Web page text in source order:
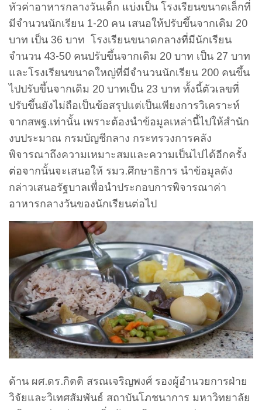
หัวค่าอาหารกลางวันเด็ก แบ่งเป็น โรงเรียนขนาดเล็กที่
มีจำนวนนักเรียน 1-20 คน เสนอให้ปรับขึ้นจากเดิม 20
บาท เป็น 36 บาท โรงเรียนขนาดกลางที่มีนักเรียน
จำนวน 43-50 คนปรับขึ้นจากเดิม 20 บาท เป็น 27 บาท
และโรงเรียนขนาดใหญ่ที่มีจำนวนนักเรียน 200 คนขึ้น
ไปปรับขึ้นจากเดิม 20 บาทเป็น 23 บาท ทั้งนี้ตัวเลขที่
ปรับขึ้นยังไม่ถือเป็นข้อสรุปแต่เป็นเพียงการวิเคราะห์
จากสพฐ.เท่านั้น เพราะต้องนำข้อมูลเหล่านี้ไปให้สำนัก
งบประมาณ กรมบัญชีกลาง กระทรวงการคลัง
พิจารณาถึงความเหมาะสมและความเป็นไปได้อีกครั้ง
ต่อจากนั้นจะเสนอให้ รมว.ศึกษาธิการ นำข้อมูลดัง
กล่าวเสนอรัฐบาลเพื่อนำประกอบการพิจารณาค่า
อาหารกลางวันของนักเรียนต่อไป
ด้าน ผศ.ดร.กิตติ สรณเจริญพงศ์ รองผู้อำนวยการฝ่าย
วิจัยและวิเทศสัมพันธ์ สถาบันโภชนาการ มหาวิทยาลัย